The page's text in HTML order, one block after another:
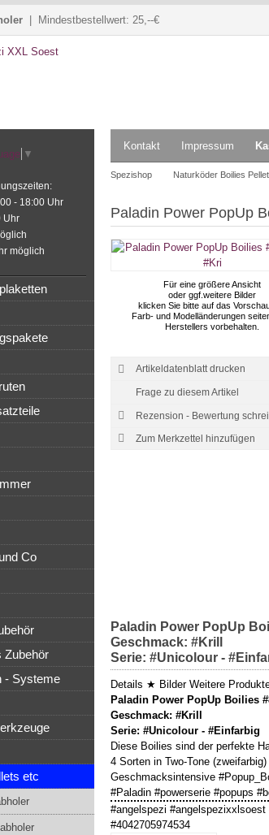
| Mindestbestellwert: 25,--€
Kontakt Impressum
Spezishop Naturköder Boilies
Paladin Power PopUp
Für eine größere Ansicht
oder ggf.weitere Bilder
klicken Sie bitte auf das
Farb- und Modelländerungen
Herstellers vorbehalten.
Artikeldatenblatt drucken
Frage zu diesem Artikel
Rezension - Bewertung
Paladin Power PopUp
Geschmack: #Krill
Serie: #Unicolour -
Details ★ Bilder Weitere
Paladin Power PopUp Boilies
Geschmack: #Krill
Serie: #Unicolour - #Einfarbig
Diese Boilies sind der perfekte
4 Sorten in Two-Tone
Geschmacksintensive
#Paladin #powerserie #popups
#angelspezi
#4042705974534
▼
- 18:00 Uhr
Uhr
möglich
Co
Zubehör
- Systeme
etc